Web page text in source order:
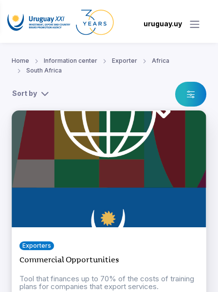
uruguay.uy
Home Information center Exporter
Africa
South Africa
Sort by
Exporters
Commercial Opportunities
Tool that finances up to 70% of the costs of training
plans for companies that export services.